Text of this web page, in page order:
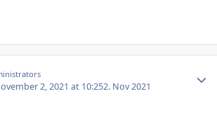
2, 2021 at 10:252. Nov 2021